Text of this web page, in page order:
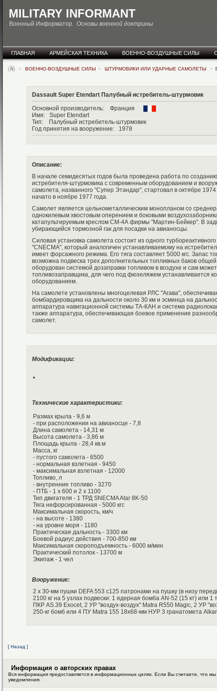
MILITARY INFORMANT
Военный Информатор. Основы военной доктрины
ГЛАВНАЯ АРМЕЙСКАЯ ТЕХНИКА ВОЕННО-ВОЗДУШНЫЕ СИЛЫ
ВОЕННО-ВОЗДУШНЫЕ СИЛЫ ШТУРМОВИКИ ИЛИ УДАРНЫЕ САМОЛЕТЫ
Dassault Super Etendart Палубный истребитель-штурмовик
Основной производитель: Франция
Имя: Super Etendart
Тип: Палубный истребитель-штурмовик
Год принятия на вооружение: 1978
Описание:
В начале семидесятых годов была проведена работа по
истребителя-штурмовика с современным оборудованием и
самолета, названного "Супер Этандар", стартовал в октябре
начато в ноябре 1977 года.
Самолет является цельнометаллическим монопланом со
однокилевым хвостовым оперением и боковыми
катапультируемым креслом СМ-4А фирмы "Мартин-Бейкер". В
убирающийся тормозной гак для посадки на авианосцы.
Силовая установка самолета состоит из одного
"CNECMA", который аналогичен устанавливаемому на
имеет форсажного режима. Его тяга составляет 5000 кгс. Запас
возможна подвеска трех дополнительных топливных баков
оборудован системой дозаправки топливом в воздухе и сам
топливозаправщика, для чего под фюзеляжем устанавливается
оборудованием.
На самолете установлены многоцелевая РЛС "Агава",
бомбардировщика на дальности около 30 км и эсминца на
аппаратура навигационной системы ТА-КАН и система
также аппаратура, обеспечивающая боевое применение
самолет.
Модификации:
•
Технические характеристики:
Размах крыла - 9,6 м
- при расположении на авианосце - 7,8
Длина самолета - 14,31 м
Высота самолета - 3,86 м
Площадь крыла - 28,4 кв.м
Масса, кг
- пустого самолета - 6500
- нормальная взлетная - 9450
- максимальная взлетная - 12000
Топливо, л
- внутренние топливо - 3270
- ПТБ - 1 х 600 и 2 х 1100
Тип двигателя - 1 ТРД SNECMA Atar 8K-50
Тяга нефорсированная - 5000 кгс
Максимальная скорость, км/ч
- на высоте - 1380
- на уровне моря - 1180
Практическая дальность - 3300 км
Боевой радиус действия - 700-850 км
Максимальная скороподъемность - 6000 м/мин
Практический потолок - 13700 м
Экипаж - 1 чел
Вооружение:
2 х 30-мм пушки DEFA 553 с125 патронами на пушку (в низу
2100 кг на 5 узлах подвески: 1 ядерная бомба AN-52 (15 кт) или 1
ПКР AS.39 Exocet, 2 УР "воздух-воздух" Matra R550 Magic, 2 УР
250-кг бомб или 4 ПУ Matra 155 18x68-мм НУР 3 гранатомета
[ Назад ]
Информация о авторских правах
Вся информация предоставляется в информационных целях. Если Вы считаете, что
уведомления.